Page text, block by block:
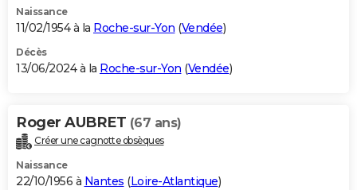
Naissance
11/02/1954 à la Roche-sur-Yon (Vendée)
Décès
13/06/2024 à la Roche-sur-Yon (Vendée)
Roger AUBRET (67 ans)
Créer une cagnotte obsèques
Naissance
22/10/1956 à Nantes (Loire-Atlantique)